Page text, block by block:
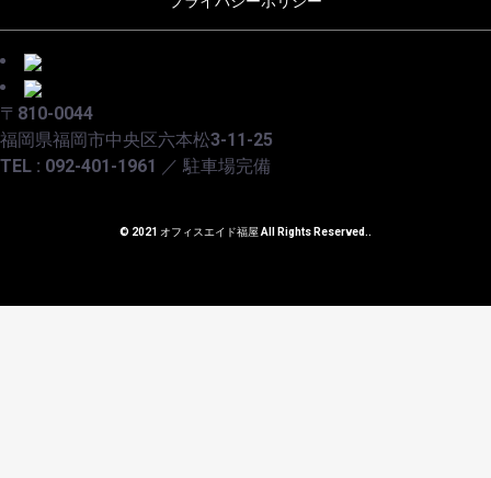
〒810-0044
福岡県福岡市中央区六本松3-11-25
TEL : 092-401-1961 ／ 駐車場完備
© 2021 オフィスエイド福屋 All Rights Reserved..